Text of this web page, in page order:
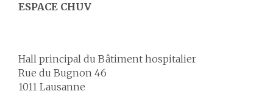
ESPACE CHUV
Hall principal du Bâtiment hospitalier
Rue du Bugnon 46
1011 Lausanne